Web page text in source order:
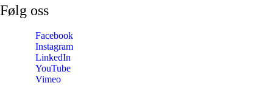
Følg oss
Facebook
Instagram
LinkedIn
YouTube
Vimeo